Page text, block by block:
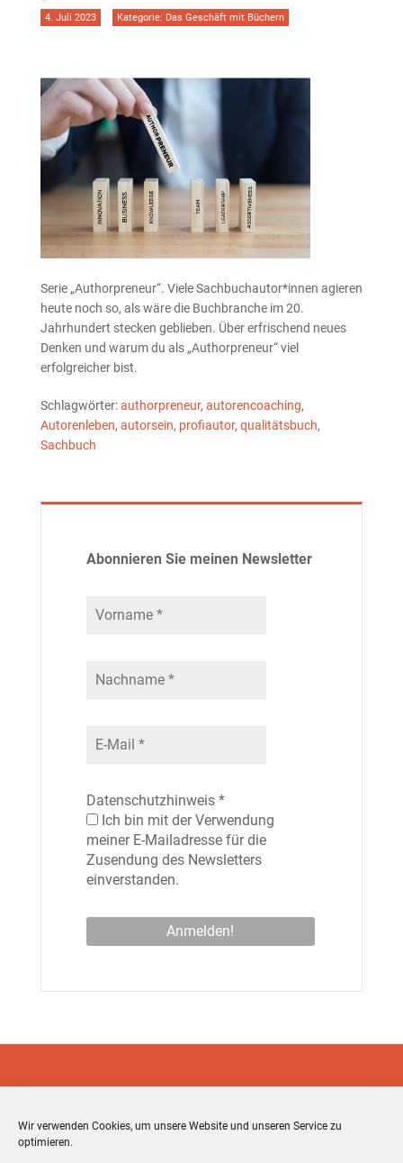
Wir verwenden Cookies, um unsere Website und unseren Service zu
optimieren.
4. Juli 2023 Kategorie: Das Geschäft mit Büchern
Serie „Authorpreneur“. Viele Sachbuchautor*innen agieren
heute noch so, als wäre die Buchbranche im 20.
Jahrhundert stecken geblieben. Über erfrischend neues
Denken und warum du als „Authorpreneur“ viel
erfolgreicher bist.
Schlagwörter:authorpreneur, autorencoaching,
Autorenleben, autorsein, profiautor, qualitätsbuch,
Sachbuch
Abonnieren Sie meinen Newsletter
Datenschutzhinweis *
Ich bin mit der Verwendung
meiner E-Mailadresse für die
Zusendung des Newsletters
einverstanden.